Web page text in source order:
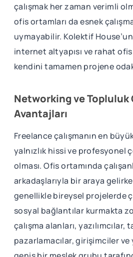
çalışmak her zaman verimli
ofis ortamları da esnek
uymayabilir. Kolektif
internet altyapısı ve rahat
kendini tamamen projene
Networking ve Topluluk
Avantajları
Freelance çalışmanın en
yalnızlık hissi ve profesyonel
olması. Ofis ortamında
arkadaşlarıyla bir araya
genellikle bireysel projelerde
sosyal bağlantılar kurmakta
çalışma alanları, yazılımcılar,
pazarlamacılar, girişimciler ve